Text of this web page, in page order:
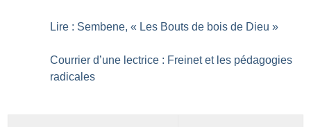
Lire : Sembene, « Les Bouts de bois de Dieu »
Courrier d’une lectrice : Freinet et les pédagogies
radicales